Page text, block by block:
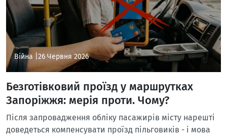
Війна | 26 Червня 2026
Безготівковий проїзд у маршрутках
Запоріжжя: мерія проти. Чому?
Після запровадження обліку пасажирів місту нарешті
доведеться компенсувати проїзд пільговиків - і мова